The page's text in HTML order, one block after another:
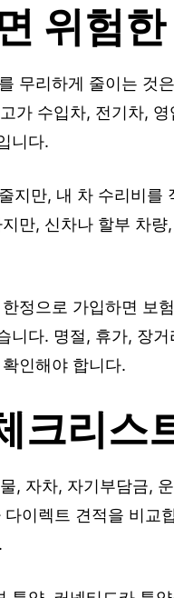
위험
무리하게 줄이는 것
가 수입차, 전기차,
니다.
지만, 내 차 수리비를
만, 신차나 할부 차
정으로 가입하면 보
니다. 명절, 휴가, 장
인해야 합니다.
크리스
, 자차, 자기부담금,
이렉트 견적을 비교